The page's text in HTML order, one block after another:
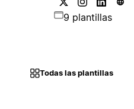
9 plantillas
Todas las plantillas